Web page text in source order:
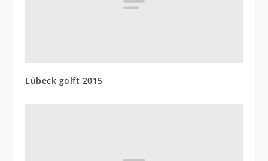
Lübeck golft 2015